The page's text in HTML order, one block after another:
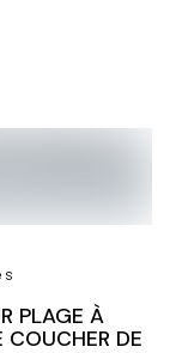
PLAGE À
DE